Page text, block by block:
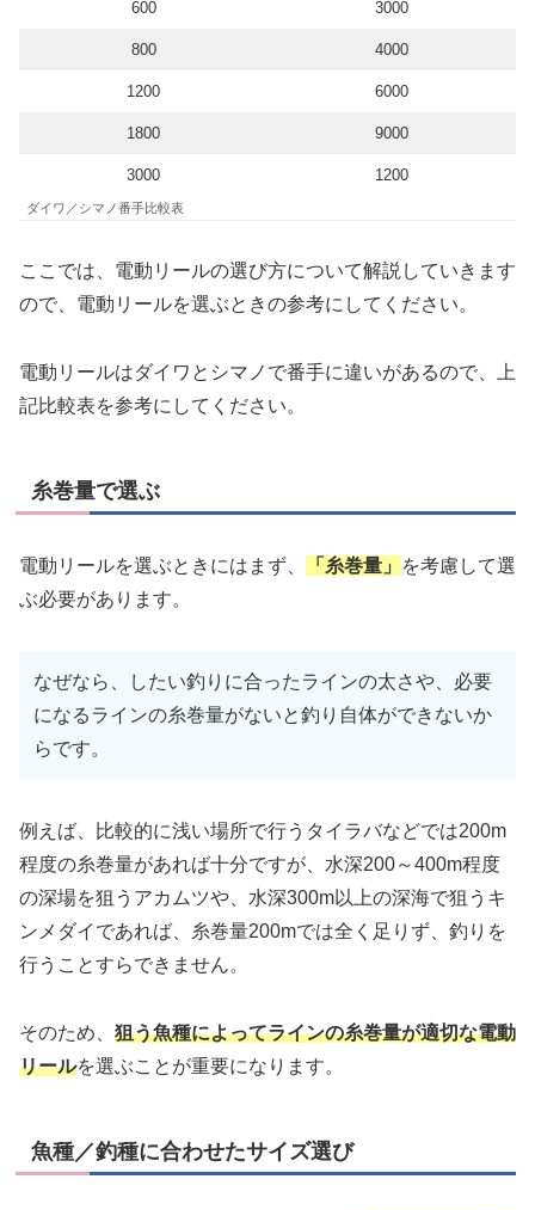
600 3000
800 4000
1200 6000
1800 9000
3000 1200
ダイワ／シマノ番手比較表
ここでは、電動リールの選び方について解説していきます
ので、電動リールを選ぶときの参考にしてください。
電動リールはダイワとシマノで番手に違いがあるので、上
記比較表を参考にしてください。
糸巻量で選ぶ
電動リールを選ぶときにはまず、 「糸巻量」
を考慮して選
ぶ必要があります。
なぜなら、したい釣りに合ったラインの太さや、必要
になるラインの糸巻量がないと釣り自体ができないか
らです。
例えば、比較的に浅い場所で行うタイラバなどでは200m
程度の糸巻量があれば十分ですが、水深200～400m程度
の深場を狙うアカムツや、水深300m以上の深海で狙うキ
ンメダイであれば、糸巻量200mでは全く足りず、釣りを
行うことすらできません。
そのため、 狙う魚種によってラインの糸巻量が適切な電動
リールを選ぶことが重要になります。
魚種／釣種に合わせたサイズ選び